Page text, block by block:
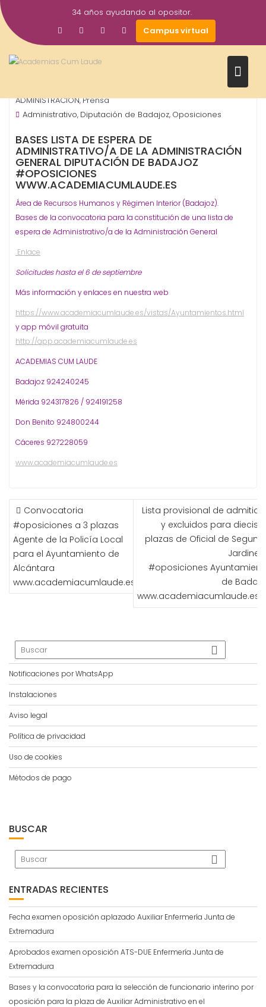
Saltar
al
contenido
34 años ayudando al opositor.
Campus virtual
Ago
2019
academiacumlaudeoposiciones
ADMINISTRACIÓN,Prensa
Administrativo, Diputación de Badajoz, Oposiciones
BASES LISTA DE ESPERA DE
ADMINISTRATIVO/A DE LA ADMINISTRACIÓN
GENERAL DIPUTACIÓN DE BADAJOZ
#OPOSICIONES
WWW.ACADEMIACUMLAUDE.ES
Área de Recursos Humanos y Régimen Interior (Badajoz).
Bases de la convocatoria para la constitución de una lista de
espera de Administrativo/a de la Administración General
Enlace
Solicitudes hasta el 6 de septiembre
Más información y enlaces en nuestra web
https://www.academiacumlaude.es/vistas/Ayuntamientos.html
y app móvil gratuita
http://app.academiacumlaude.es
ACADEMIAS CUM LAUDE
Badajoz 924240245
Mérida 924317826 / 924191258
Don Benito 924800244
Cáceres 927228059
www.academiacumlaude.es
NAVEGACIÓN
DE
ENTRADAS
Convocatoria
#oposiciones a 3 plazas
Agente de la Policía Local
para el Ayuntamiento de
Alcántara
www.academiacumlaude.es
Lista provisional de
y excluidos para
plazas de Oficial de
#oposiciones
de
www.academiacumlaude.es
Notificaciones por WhatsApp
Instalaciones
Aviso legal
Política de privacidad
Uso de cookies
Métodos de pago
BUSCAR
ENTRADAS RECIENTES
Fecha examen oposición aplazado Auxiliar Enfermería Junta de
Extremadura
Aprobados examen oposición ATS-DUE Enfermería Junta de
Extremadura
Bases y la convocatoria para la selección de funcionario interino por
oposición para la plaza de Auxiliar Administrativo en el